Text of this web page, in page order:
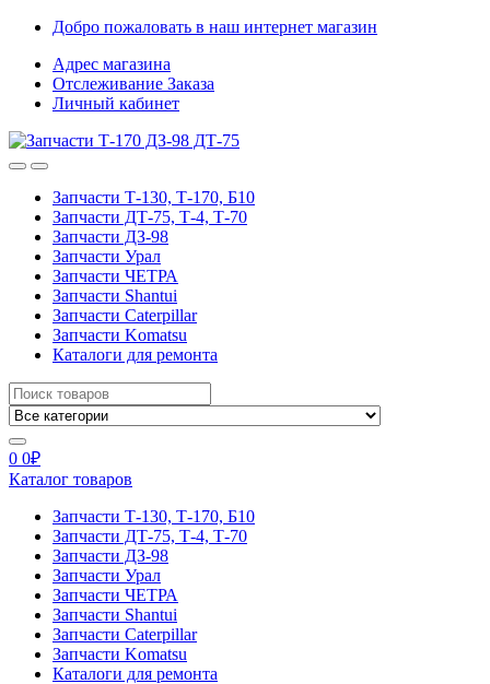
Skip
navigation
Skip
content
Добро пожаловать в наш интернет магазин
Адрес магазина
Отслеживание Заказа
Личный кабинет
Запчасти Т-130, Т-170, Б10
Запчасти ДТ-75, Т-4, Т-70
Запчасти ДЗ-98
Запчасти Урал
Запчасти ЧЕТРА
Запчасти Shantui
Запчасти Caterpillar
Запчасти Komatsu
Каталоги для ремонта
Search
for:
0 0₽
Каталог товаров
Запчасти Т-130, Т-170, Б10
Запчасти ДТ-75, Т-4, Т-70
Запчасти ДЗ-98
Запчасти Урал
Запчасти ЧЕТРА
Запчасти Shantui
Запчасти Caterpillar
Запчасти Komatsu
Каталоги для ремонта